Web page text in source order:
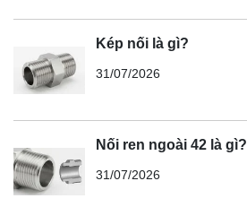
Kép nối là gì?
31/07/2026
Nối ren ngoài 42 là gì?
31/07/2026